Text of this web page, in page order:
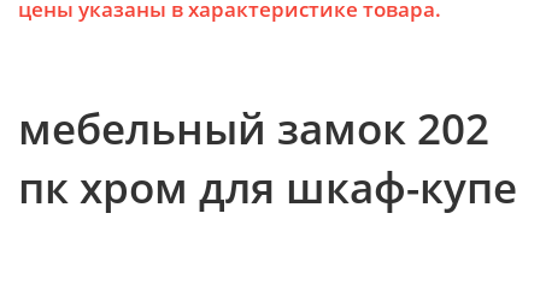
цены указаны в характеристике товара.
мебельный замок 202
пк хром для шкаф-купе